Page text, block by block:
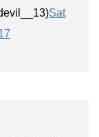
Sat